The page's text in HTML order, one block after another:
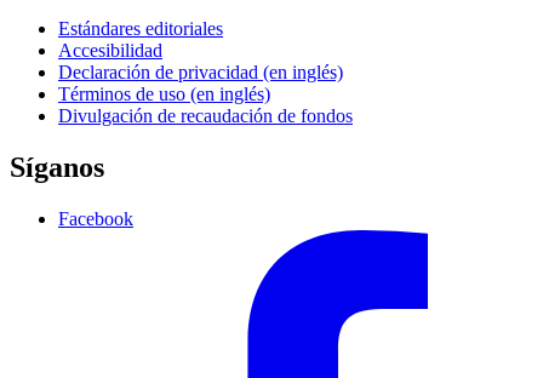
Estándares editoriales
Accesibilidad
Declaración de privacidad (en inglés)
Términos de uso (en inglés)
Divulgación de recaudación de fondos
Síganos
Facebook